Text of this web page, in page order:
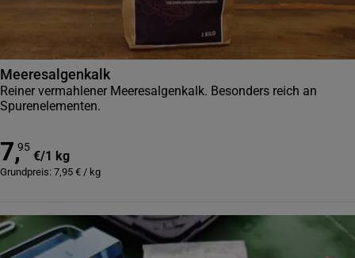
Meeresalgenkalk
Reiner vermahlener Meeresalgenkalk. Besonders reich an
Spurenelementen.
7,95
€/1 kg
Grundpreis: 7,95 € / kg